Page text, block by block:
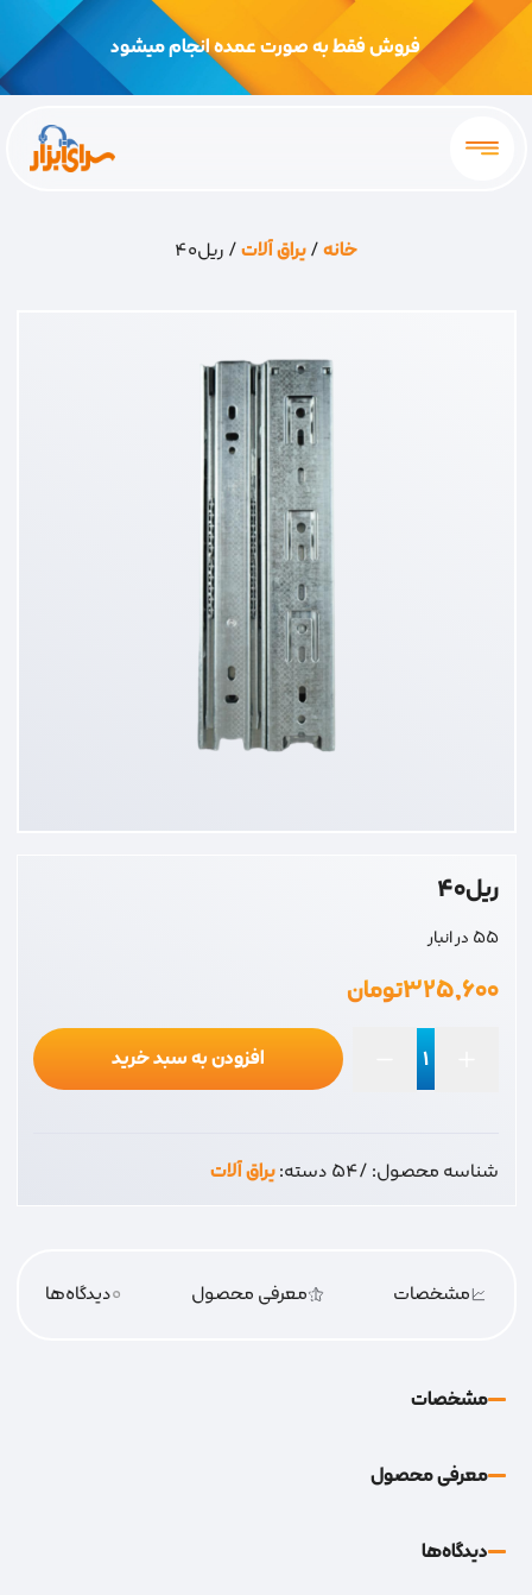
فروش فقط به صورت عمده انجام میشود
خانه/یراق آلات/ ریل40
ریل40
55 در انبار
۳۲۵,۶۰۰تومان
افزودن به سبد خرید
شناسه محصول:/54 دسته:یراق آلات
مشخصات معرفی محصول 0دیدگاه‌‌ها
مشخصات
معرفی محصول
دیدگاه‌‌ها